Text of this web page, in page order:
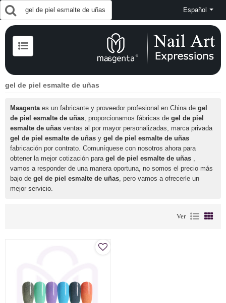
Español
gel de piel esmalte de uñas
Maagentaes un fabricante y proveedor profesional en China de gel
de piel esmalte de uñas, proporcionamos fábricas de gel de piel
esmalte de uñas ventas al por mayor personalizadas, marca privada
gel de piel esmalte de uñas y gel de piel esmalte de uñas
fabricación por contrato. Comuníquese con nosotros ahora para
obtener la mejor cotización para gel de piel esmalte de uñas ,
vamos a responder de una manera oportuna, no somos el precio más
bajo de gel de piel esmalte de uñas, pero vamos a ofrecerle un
mejor servicio.
Ver